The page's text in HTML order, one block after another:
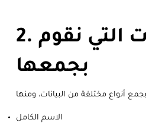
2. البيانات التي نقوم
بجمعها
الاسم الكامل